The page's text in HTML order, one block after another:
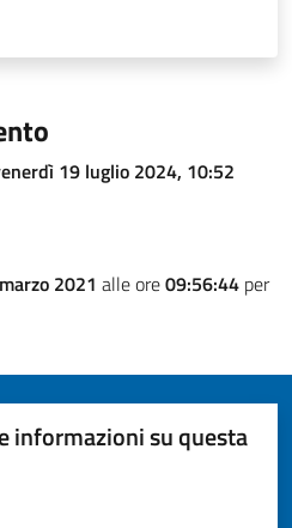
19 luglio 2024, 10:52
2021 alle ore09:56:44 per
informazioni su questa